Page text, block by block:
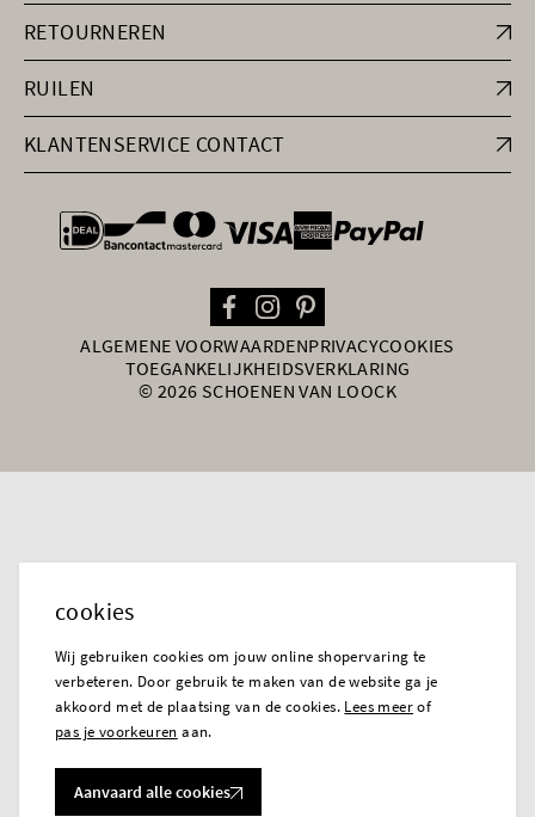
RETOURNEREN
RUILEN
KLANTENSERVICE CONTACT
general.paymentOptions
ALGEMENE VOORWAARDENPRIVACYCOOKIES
TOEGANKELIJKHEIDSVERKLARING
© 2026 SCHOENEN VAN LOOCK
cookies
Wij gebruiken cookies om jouw online shopervaring te
verbeteren. Door gebruik te maken van de website ga je
akkoord met de plaatsing van de cookies. Lees meerof
pas je voorkeuren aan.
Aanvaard alle cookies